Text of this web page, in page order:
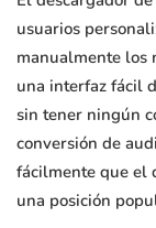
usuarios
manualmente los
una interfaz fácil
sin tener ningún
conversión de
fácilmente que el
una posición